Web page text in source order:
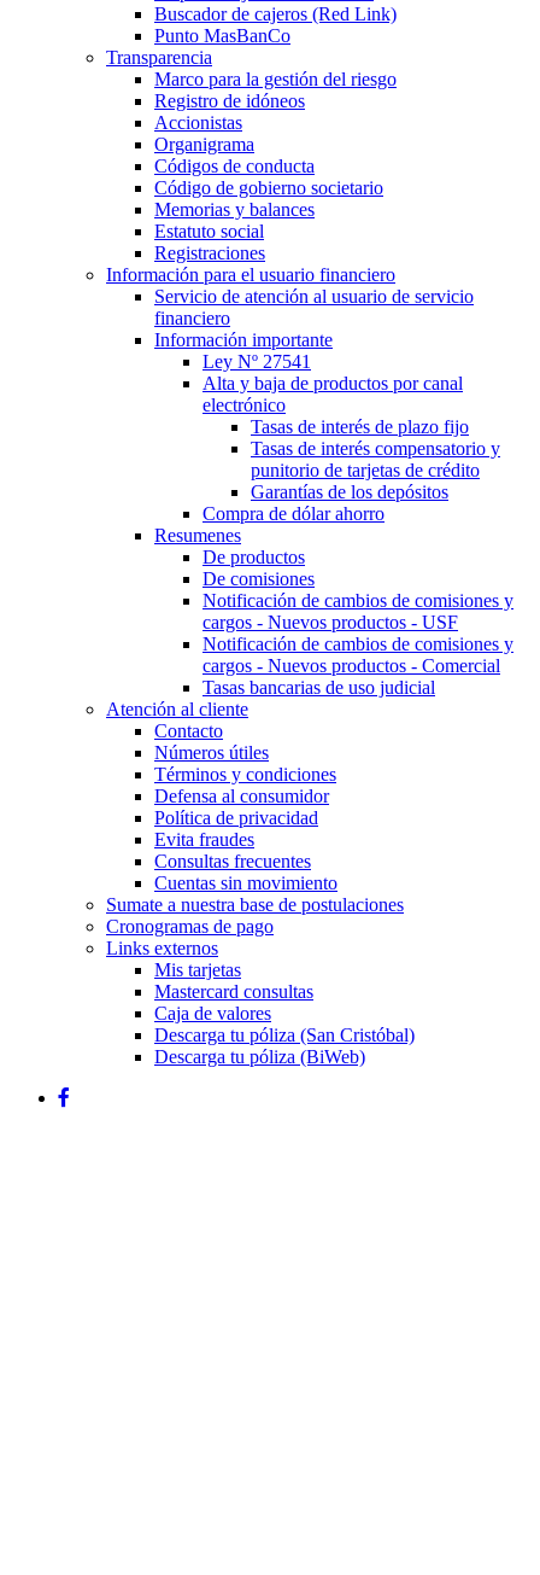
Buscador de cajeros (Red Link)
Punto MasBanCo
Transparencia
Marco para la gestión del riesgo
Registro de idóneos
Accionistas
Organigrama
Códigos de conducta
Código de gobierno societario
Memorias y balances
Estatuto social
Registraciones
Información para el usuario financiero
Servicio de atención al usuario de servicio
financiero
Información importante
Ley Nº 27541
Alta y baja de productos por canal
electrónico
Tasas de interés de plazo fijo
Tasas de interés compensatorio y
punitorio de tarjetas de crédito
Garantías de los depósitos
Compra de dólar ahorro
Resumenes
De productos
De comisiones
Notificación de cambios de comisiones y
cargos - Nuevos productos - USF
Notificación de cambios de comisiones y
cargos - Nuevos productos - Comercial
Tasas bancarias de uso judicial
Atención al cliente
Contacto
Números útiles
Términos y condiciones
Defensa al consumidor
Política de privacidad
Evita fraudes
Consultas frecuentes
Cuentas sin movimiento
Sumate a nuestra base de postulaciones
Cronogramas de pago
Links externos
Mis tarjetas
Mastercard consultas
Caja de valores
Descarga tu póliza (San Cristóbal)
Descarga tu póliza (BiWeb)